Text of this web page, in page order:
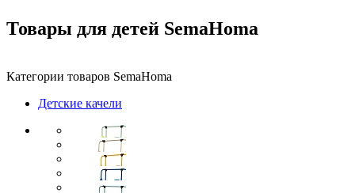
Товары для детей SemaHoma
Категории товаров SemaHoma
Детские качели